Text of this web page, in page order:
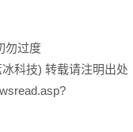
勿过度
科技) 转载请注明出处